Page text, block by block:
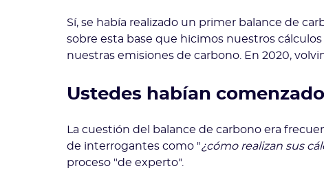
Sí, se había realizado un primer balance de
sobre esta base que hicimos nuestros
nuestras emisiones de carbono. En 2020,
Ustedes habían
La cuestión del balance de carbono era
de interrogantes como "¿cómo realizan sus
proceso "de experto".